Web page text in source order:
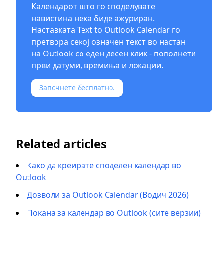
Календарот што го споделувате
навистина нека биде ажуриран.
Наставката Text to Outlook Calendar го
претвора секој означен текст во настан
на Outlook со еден десен клик - пополнети
први датуми, времиња и локации.
Започнете бесплатно.
Related articles
Како да креирате споделен календар во
Outlook
Дозволи за Outlook Calendar (Водич 2026)
Покана за календар во Outlook (сите верзии)